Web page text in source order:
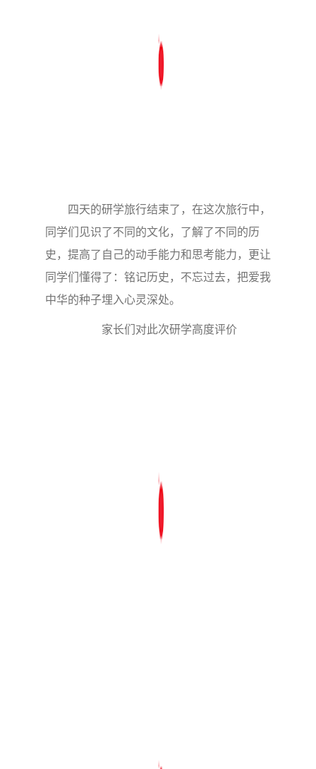
四天的研学旅行结束了，在这次旅行中，
同学们见识了不同的文化，了解了不同的历
史，提高了自己的动手能力和思考能力，更让
同学们懂得了：铭记历史，不忘过去，把爱我
中华的种子埋入心灵深处。
家长们对此次研学高度评价